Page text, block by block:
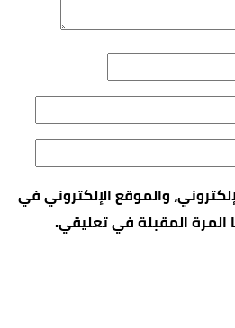
والموقع الإلكتروني في
المقبلة في تعليقي.